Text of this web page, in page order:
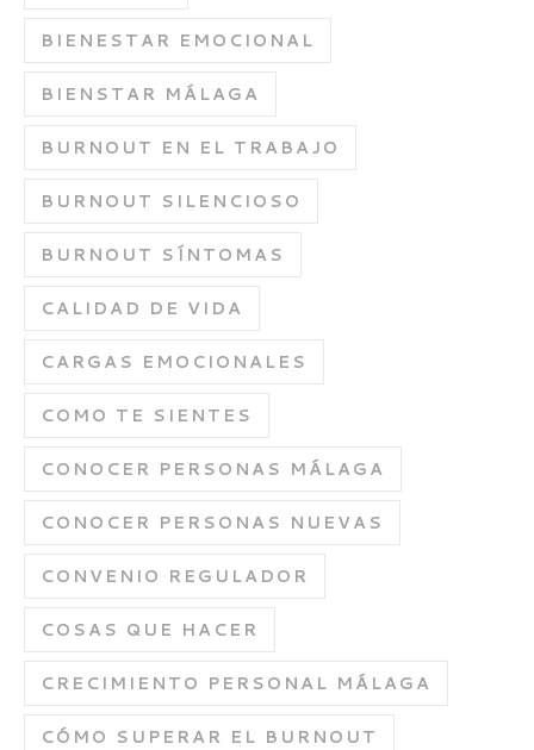
BIENESTAR EMOCIONAL
BIENSTAR MÁLAGA
BURNOUT EN EL TRABAJO
BURNOUT SILENCIOSO
BURNOUT SÍNTOMAS
CALIDAD DE VIDA
CARGAS EMOCIONALES
COMO TE SIENTES
CONOCER PERSONAS MÁLAGA
CONOCER PERSONAS NUEVAS
CONVENIO REGULADOR
COSAS QUE HACER
CRECIMIENTO PERSONAL MÁLAGA
CÓMO SUPERAR EL BURNOUT